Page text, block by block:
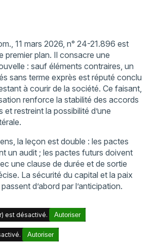
11 mars 2026, n° 24-21.896 est
premier plan. Il consacre une
: sauf éléments contraires, un
sans terme exprès est réputé conclu
à courir de la société. Ce faisant,
renforce la stabilité des accords
restreint la possibilité d’une
la leçon est double : les pactes
un audit ; les pactes futurs doivent
une clause de durée et de sortie
La sécurité du capital et la paix
d’abord par l’anticipation.
est désactivé. Autoriser
Autoriser